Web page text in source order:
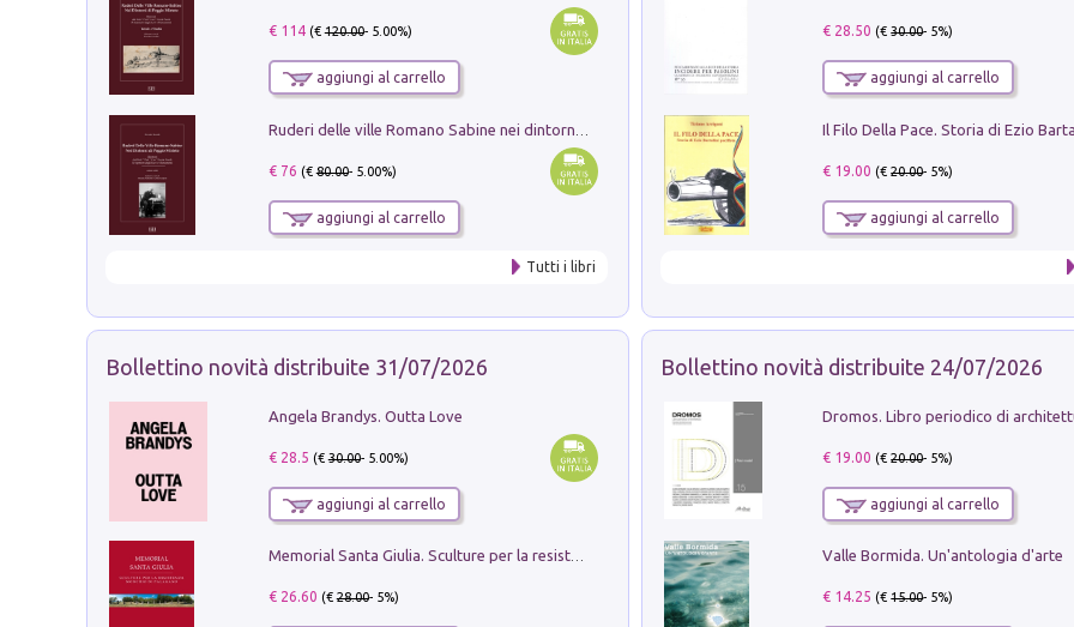
€ 114(€120.00- 5.00%)
aggiungi al carrello
€ 76 (€80.00- 5.00%)
aggiungi al carrello
Tutti i libri
€ 28.50 (€30.00- 5%)
aggiungi al carrello
€ 19.00 (€20.00- 5%)
aggiungi al carrello
Bollettino novità distribuite 31/07/2026
Angela Brandys. Outta Love
€ 28.5 (€30.00- 5.00%)
aggiungi al carrello
Memorial Santa Giulia. Sculture per la resistenza Monchio di Palagano
€ 26.60 (€28.00- 5%)
Bollettino novità distribuite 24/07/2026
€ 19.00 (€20.00- 5%)
aggiungi al carrello
Valle Bormida. Un'antologia d'arte
€ 14.25 (€15.00- 5%)